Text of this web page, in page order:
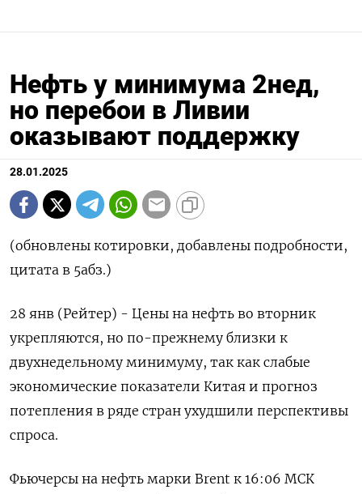
Подписывайтесь на The
Moscow Times в Telegram —
@moscowtimes_ru
Нефть у минимума 2нед,
но перебои в Ливии
оказывают поддержку
28.01.2025
(обновлены котировки, добавлены подробности,
цитата в 5абз.)
28 янв (Рейтер) - Цены на нефть во вторник
укрепляются, но по-прежнему близки к
двухнедельному минимуму, так как слабые
экономические показатели Китая и прогноз
потепления в ряде стран ухудшили перспективы
спроса.
Фьючерсы на нефть марки Brent к 16:06 МСК